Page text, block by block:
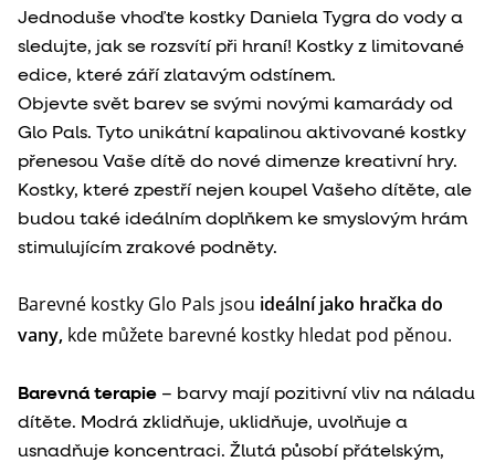
Jednoduše vhoďte kostky Daniela Tygra do vody a
sledujte, jak se rozsvítí při hraní! Kostky z limitované
edice, které září zlatavým odstínem.
Objevte svět barev se svými novými kamarády od
Glo Pals. Tyto unikátní kapalinou aktivované kostky
přenesou Vaše dítě do nové dimenze kreativní hry.
Kostky, které zpestří nejen koupel Vašeho dítěte, ale
budou také ideálním doplňkem ke smyslovým hrám
stimulujícím zrakové podněty.
Barevné kostky Glo Pals jsou ideální jako hračka do
vany, kde můžete barevné kostky hledat pod pěnou.
Barevná terapie – barvy mají pozitivní vliv na náladu
dítěte. Modrá zklidňuje, uklidňuje, uvolňuje a
usnadňuje koncentraci. Žlutá působí přátelským,